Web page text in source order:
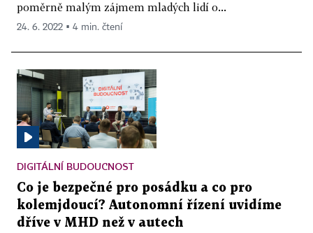
poměrně malým zájmem mladých lidí o...
24. 6. 2022 ▪ 4 min. čtení
DIGITÁLNÍ BUDOUCNOST
Co je bezpečné pro posádku a co pro
kolemjdoucí? Autonomní řízení uvidíme
dříve v MHD než v autech